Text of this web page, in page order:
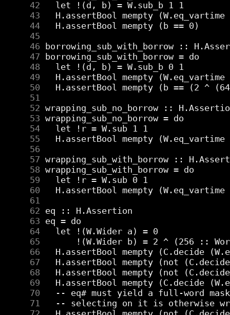
     42
     43
     44
     45
     46
     47
     48
     49
     50
     51
     52
     53
     54
     55
     56
     57
     58
     59
     60
     61
     62
     63
     64
     65
     66
     67
     68
     69
     70
     71